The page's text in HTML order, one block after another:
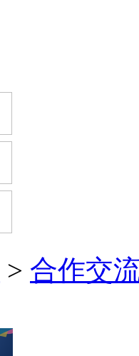
> 合作交